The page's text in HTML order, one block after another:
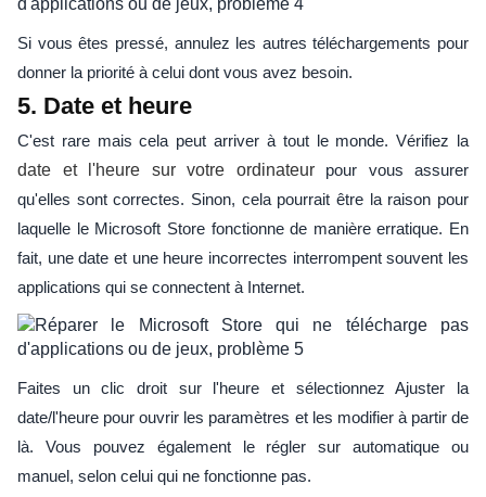
Si vous êtes pressé, annulez les autres téléchargements pour
donner la priorité à celui dont vous avez besoin.
5. Date et heure
C'est rare mais cela peut arriver à tout le monde. Vérifiez la
date et l'heure sur votre ordinateurpour vous assurer
qu'elles sont correctes. Sinon, cela pourrait être la raison pour
laquelle le Microsoft Store fonctionne de manière erratique. En
fait, une date et une heure incorrectes interrompent souvent les
applications qui se connectent à Internet.
Faites un clic droit sur l'heure et sélectionnez Ajuster la
date/l'heure pour ouvrir les paramètres et les modifier à partir de
là. Vous pouvez également le régler sur automatique ou
manuel, selon celui qui ne fonctionne pas.